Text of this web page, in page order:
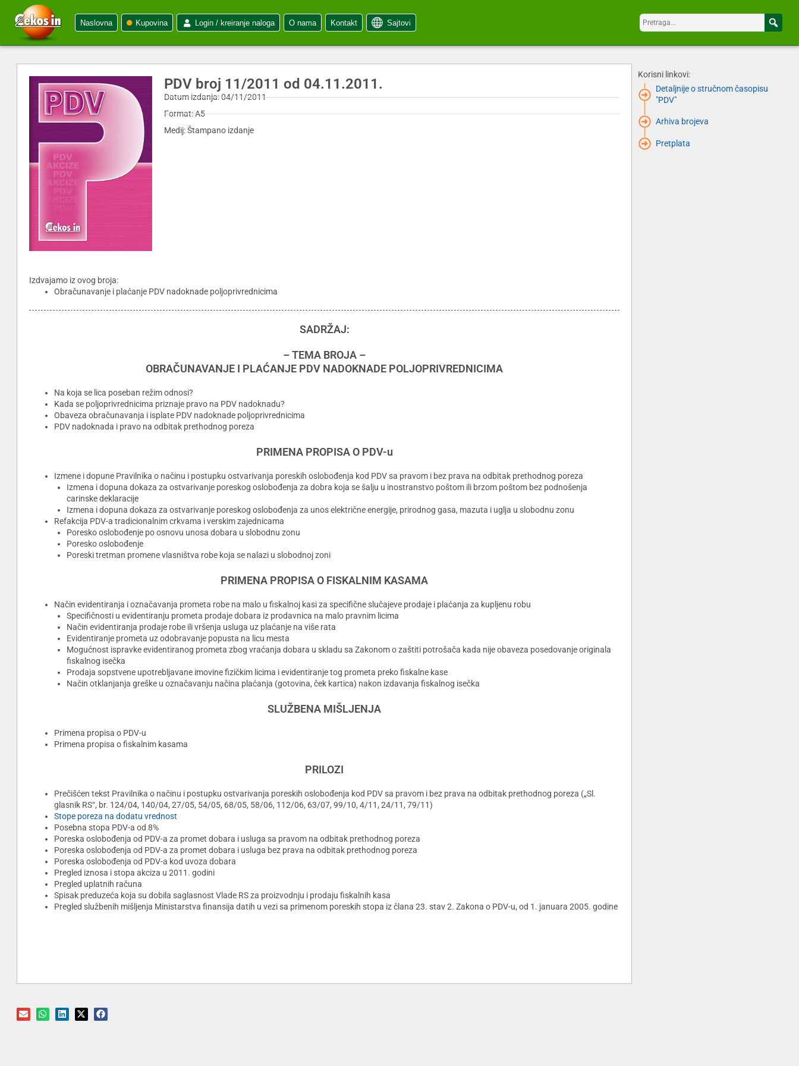
Naslovna Kupovina Login / kreiranje naloga O nama Kontakt Sajtovi
PDV broj 11/2011 od 04.11.2011.
Datum izdanja: 04/11/2011
Format: A5
Medij: Štampano izdanje
Izdvajamo iz ovog broja:
Obračunavanje i plaćanje PDV nadoknade poljoprivrednicima
SADRŽAJ:
– TEMA BROJA –
OBRAČUNAVANJE I PLAĆANJE PDV NADOKNADE POLJOPRIVREDNICIMA
Na koja se lica poseban režim odnosi?
Kada se poljoprivrednicima priznaje pravo na PDV nadoknadu?
Obaveza obračunavanja i isplate PDV nadoknade poljoprivrednicima
PDV nadoknada i pravo na odbitak prethodnog poreza
PRIMENA PROPISA O PDV-u
Izmene i dopune Pravilnika o načinu i postupku ostvarivanja poreskih oslobođenja kod PDV sa pravom i bez prava na odbitak prethodnog poreza
Izmena i dopuna dokaza za ostvarivanje poreskog oslobođenja za dobra koja se šalju u inostranstvo poštom ili brzom poštom bez podnošenja
carinske deklaracije
Izmena i dopuna dokaza za ostvarivanje poreskog oslobođenja za unos električne energije, prirodnog gasa, mazuta i uglja u slobodnu zonu
Refakcija PDV-a tradicionalnim crkvama i verskim zajednicama
Poresko oslobođenje po osnovu unosa dobara u slobodnu zonu
Poresko oslobođenje
Poreski tretman promene vlasništva robe koja se nalazi u slobodnoj zoni
PRIMENA PROPISA O FISKALNIM KASAMA
Način evidentiranja i označavanja prometa robe na malo u fiskalnoj kasi za specifične slučajeve prodaje i plaćanja za kupljenu robu
Specifičnosti u evidentiranju prometa prodaje dobara iz prodavnica na malo pravnim licima
Način evidentiranja prodaje robe ili vršenja usluga uz plaćanje na više rata
Evidentiranje prometa uz odobravanje popusta na licu mesta
Mogućnost ispravke evidentiranog prometa zbog vraćanja dobara u skladu sa Zakonom o zaštiti potrošača kada nije obaveza posedovanje originala
fiskalnog isečka
Prodaja sopstvene upotrebljavane imovine fizičkim licima i evidentiranje tog prometa preko fiskalne kase
Način otklanjanja greške u označavanju načina plaćanja (gotovina, ček kartica) nakon izdavanja fiskalnog isečka
SLUŽBENA MIŠLJENJA
Primena propisa o PDV-u
Primena propisa o fiskalnim kasama
PRILOZI
Prečišćen tekst Pravilnika o načinu i postupku ostvarivanja poreskih oslobođenja kod PDV sa pravom i bez prava na odbitak prethodnog poreza („Sl.
glasnik RS“, br. 124/04, 140/04, 27/05, 54/05, 68/05, 58/06, 112/06, 63/07, 99/10, 4/11, 24/11, 79/11)
Stope poreza na dodatu vrednost
Posebna stopa PDV-a od 8%
Poreska oslobođenja od PDV-a za promet dobara i usluga sa pravom na odbitak prethodnog poreza
Poreska oslobođenja od PDV-a za promet dobara i usluga bez prava na odbitak prethodnog poreza
Poreska oslobođenja od PDV-a kod uvoza dobara
Pregled iznosa i stopa akciza u 2011. godini
Pregled uplatnih računa
Spisak preduzeća koja su dobila saglasnost Vlade RS za proizvodnju i prodaju fiskalnih kasa
Pregled službenih mišljenja Ministarstva finansija datih u vezi sa primenom poreskih stopa iz člana 23. stav 2. Zakona o PDV-u, od 1. januara 2005. godine
Korisni linkovi:
Detaljnije o stručnom časopisu
"PDV"
Arhiva brojeva
Pretplata